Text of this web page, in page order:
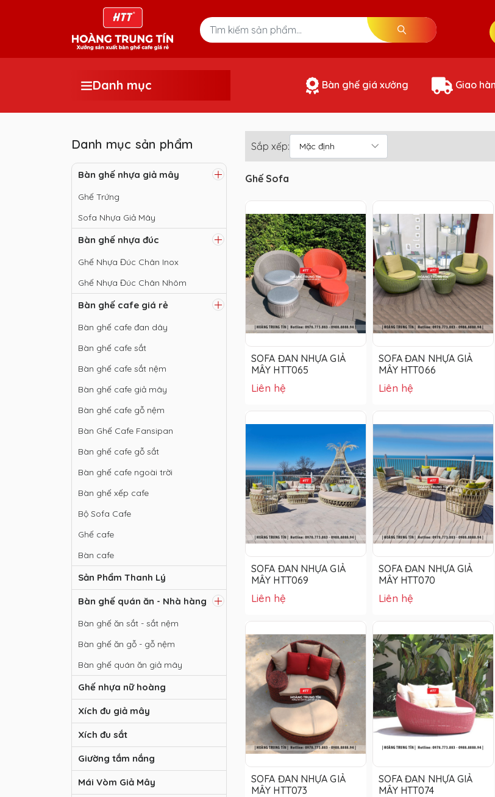
Danh mục Bàn ghế giá xưởng Giao
Sắp xếp:
Ghế Sofa
SOFA ĐAN NHỰA GIẢ
MÂY HTT065
Liên hệ
SOFA ĐAN NHỰA GIẢ
MÂY HTT066
Liên hệ
SOFA ĐAN NHỰA GIẢ
MÂY HTT069
Liên hệ
SOFA ĐAN NHỰA GIẢ
MÂY HTT070
Liên hệ
SOFA ĐAN NHỰA GIẢ
MÂY HTT073
SOFA ĐAN NHỰA GIẢ
MÂY HTT074
Danh mục sản phẩm
Bàn ghế nhựa giả mây
Ghế Trứng
Sofa Nhựa Giả Mây
Bàn ghế nhựa đúc
Ghế Nhựa Đúc Chân Inox
Ghế Nhựa Đúc Chân Nhôm
Bàn ghế cafe giá rẻ
Bàn ghế cafe đan dây
Bàn ghế cafe sắt
Bàn ghế cafe sắt nệm
Bàn ghế cafe giả mây
Bàn ghế cafe gỗ nệm
Bàn Ghế Cafe Fansipan
Bàn ghế cafe gỗ sắt
Bàn ghế cafe ngoài trời
Bàn ghế xếp cafe
Bộ Sofa Cafe
Ghế cafe
Bàn cafe
Sản Phẩm Thanh Lý
Bàn ghế quán ăn - Nhà hàng
Bàn ghế ăn sắt - sắt nệm
Bàn ghế ăn gỗ - gỗ nệm
Bàn ghế quán ăn giả mây
Ghế nhựa nữ hoàng
Xích đu giả mây
Xích đu sắt
Giường tắm nắng
Mái Vòm Giả Mây